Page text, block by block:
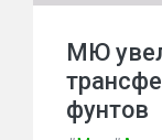
МЮ
фунтов